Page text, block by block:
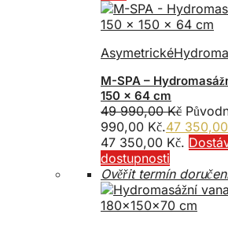
Asymetrické
M-SPA –
150 x 64 cm
49 990,00Kč
990,00 Kč.47 350,00
47 350,00 Kč.
dostupnosti
Ověřit termín